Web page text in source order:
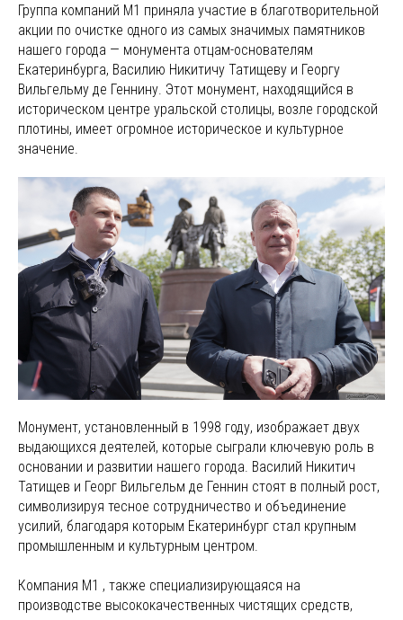
Группа компаний M1 приняла участие в благотворительной
акции по очистке одного из самых значимых памятников
нашего города — монумента отцам-основателям
Екатеринбурга, Василию Никитичу Татищеву и Георгу
Вильгельму де Геннину. Этот монумент, находящийся в
историческом центре уральской столицы, возле городской
плотины, имеет огромное историческое и культурное
значение.
Монумент, установленный в 1998 году, изображает двух
выдающихся деятелей, которые сыграли ключевую роль в
основании и развитии нашего города. Василий Никитич
Татищев и Георг Вильгельм де Геннин стоят в полный рост,
символизируя тесное сотрудничество и объединение
усилий, благодаря которым Екатеринбург стал крупным
промышленным и культурным центром.
Компания M1 , также специализирующаяся на
производстве высококачественных чистящих средств,